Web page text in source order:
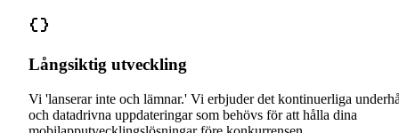
Långsiktig utveckling
Vi 'lanserar inte och lämnar.' Vi erbjuder det kontinuerliga
och datadrivna uppdateringar som behövs för att hålla dina